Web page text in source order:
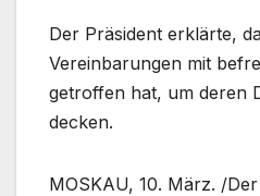
Der Präsident erklärte,
Vereinbarungen mit
getroffen hat, um deren
decken.
MOSKAU, 10. März. /